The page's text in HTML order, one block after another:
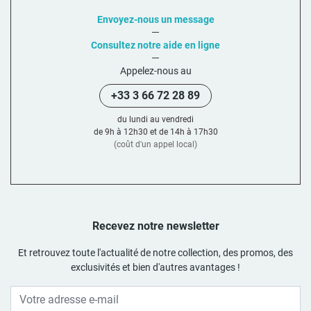
petites salles de bain,WC, oucoins d’eau
, la collection SOHO propose différents formats de
avec un formatcompact et suspendu
ranger vos essentielsgrâce auxétagères ouvertes
fixer facilement un mitigeur(non inclus) pour un usage fluide
D’adapter la vasqueselon votre style : blanche brillante, noire mate
Une palette de finitions qui s’adapte à tous les
Avec SOHO, vous avez le choix :
Unevasque blanchepour un rendu lumineux et épuré
Recevez notre newsletter
Et retrouvez toute l'actualité de notre collection, des promos, des
exclusivités et bien d'autres avantages !
Envoyez-nous un message
Consultez notre aide en ligne
Appelez-nous au
+33 3 66 72 28 89
du lundi au vendredi
de 9h à 12h30 et de 14h à 17h30
(coût d'un appel local)